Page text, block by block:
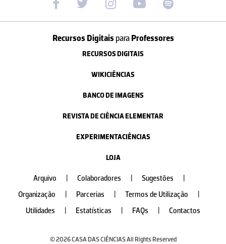
Recursos Digitais paraProfessores
RECURSOS DIGITAIS
WIKICIÊNCIAS
BANCO DE IMAGENS
REVISTA DE CIÊNCIA ELEMENTAR
EXPERIMENTACIÊNCIAS
LOJA
Arquivo Colaboradores Sugestões
Organização
Parcerias Termos de Utilização
Utilidades
Estatísticas FAQs Contactos
© 2026 CASA DAS CIÊNCIAS All Rights Reserved